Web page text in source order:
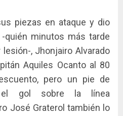
piezas en ataque y dio
quién minutos más tarde
, Jhonjairo Alvarado
Aquiles Ocanto al 80
pero un pie de
el gol sobre la línea
José Graterol también lo